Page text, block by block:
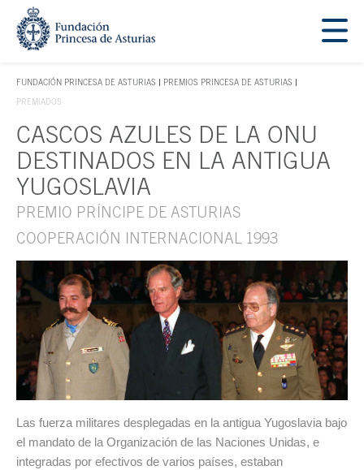
Saltar navegación. Ir directamente al contenido principal
FUNDACIÓN PRINCESA DE ASTURIAS
TECLA DE ACCESO 1
PREMIOS PRINCESA DE ASTURIAS
PREMIADOS
Contenido principal
CASCOS AZULES DE LA ONU
DESTINADOS EN LA ANTIGUA
YUGOSLAVIA
PREMIO PRÍNCIPE DE ASTURIAS
COOPERACIÓN INTERNACIONAL 1993
Las fuerza militares desplegadas en la antigua Yugoslavia bajo
el mandato de la Organización de las Naciones Unidas, e
integradas por efectivos de varios países, estaban